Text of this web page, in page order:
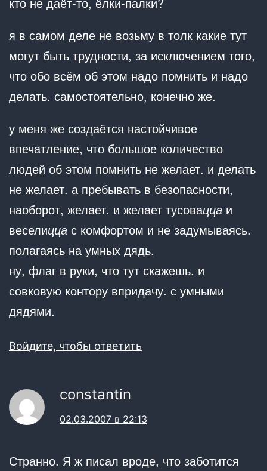
я в самом деле не возьму в толк какие тут
могут быть трудности, за исключением того,
что обо всём об этом надо помнить и надо
делать. самостоятельно, конечно же.
у меня же создаётся настойчивое
впечатление, что большое количество
людей об этом помнить не желает. и делать
не желает. а пребывать в безопасности,
наоборот, желает. и желает тусовацца и
веселицца с комфортом и не задумываясь.
полагаясь на умных дядь.
ну, флаг в руки, что тут скажешь. и
совковую контору впридачу. с умными
дядями.
Войдите, чтобы ответить
constantin
02.03.2007 в 22:13
Странно. Я ж писал вроде, что заботится